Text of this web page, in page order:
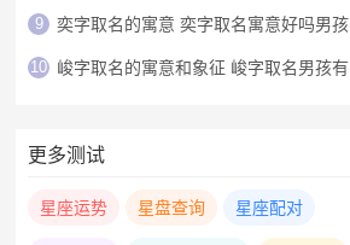
9 奕字取名的寓意 奕字取名寓意好吗男孩
10 峻字取名的寓意和象征 峻字取名男孩有寓意
更多测试
星座运势 星盘查询 星座配对